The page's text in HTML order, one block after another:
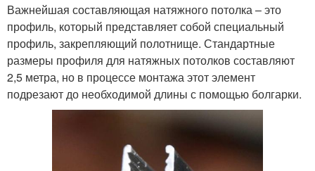
Важнейшая составляющая натяжного потолка – это
профиль, который представляет собой специальный
профиль, закрепляющий полотнище. Стандартные
размеры профиля для натяжных потолков составляют
2,5 метра, но в процессе монтажа этот элемент
подрезают до необходимой длины с помощью болгарки.